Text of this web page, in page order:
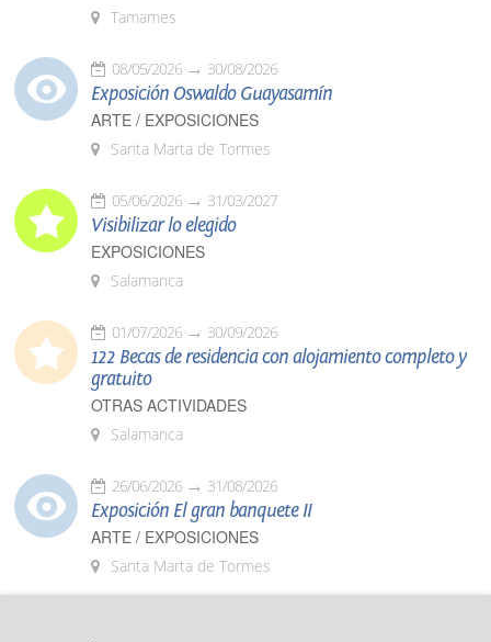
Tamames
08/05/2026 30/08/2026
Exposición Oswaldo Guayasamín
ARTE / EXPOSICIONES
Santa Marta de Tormes
05/06/2026 31/03/2027
Visibilizar lo elegido
EXPOSICIONES
Salamanca
01/07/2026 30/09/2026
122 Becas de residencia con alojamiento completo y
gratuito
OTRAS ACTIVIDADES
Salamanca
26/06/2026 31/08/2026
Exposición El gran banquete II
ARTE / EXPOSICIONES
Santa Marta de Tormes